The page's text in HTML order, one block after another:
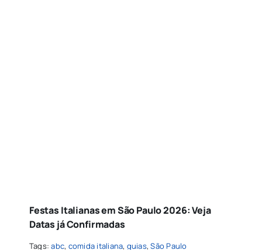
Festas Italianas em São Paulo 2026: Veja
Datas já Confirmadas
Tags:abc, comida italiana, guias,São Paulo